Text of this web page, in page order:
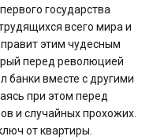
государства
всего мира и
этим чудесным
перед революцией
банки вместе с другими
при этом перед
и случайных прохожих.
от квартиры.